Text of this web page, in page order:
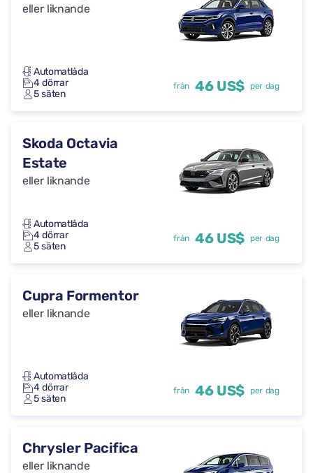
eller liknande
Automatlåda
4 dörrar
5 säten
från 46 US$ per dag
Skoda Octavia
Estate
eller liknande
Automatlåda
4 dörrar
5 säten
från 46 US$ per dag
Cupra Formentor
eller liknande
Automatlåda
4 dörrar
5 säten
från 46 US$ per dag
Chrysler Pacifica
eller liknande